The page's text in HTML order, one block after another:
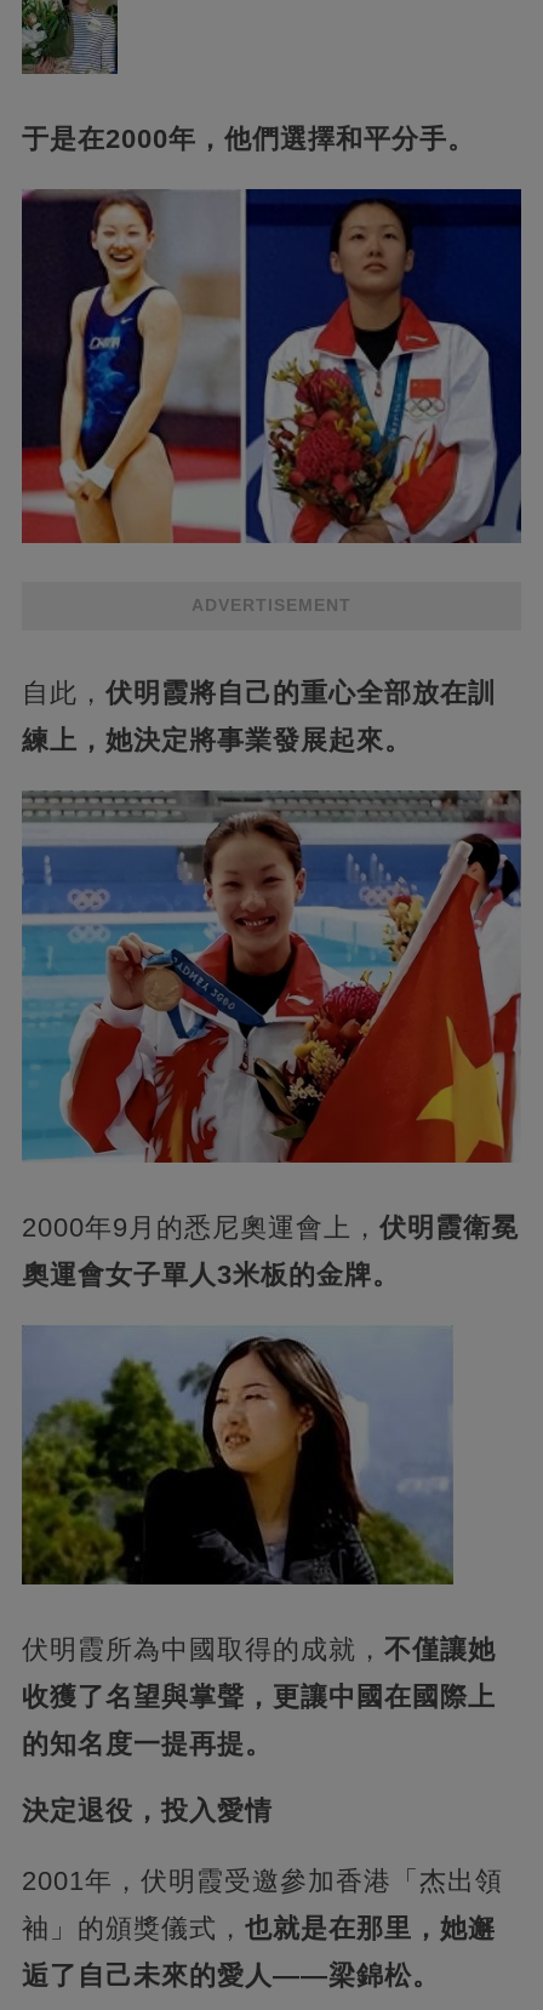
于是在2000年，他們選擇和平分手。
ADVERTISEMENT
自此， 伏明霞將自己的重心全部放在訓
練上，她決定將事業發展起來。
2000年9月的悉尼奧運會上， 伏明霞衛冕
奧運會女子單人3米板的金牌。
伏明霞所為中國取得的成就， 不僅讓她
收獲了名望與掌聲，更讓中國在國際上
的知名度一提再提。
決定退役，投入愛情
2001年，伏明霞受邀參加香港「杰出領
袖」的頒獎儀式， 也就是在那里，她邂
逅了自己未來的愛人——梁錦松。